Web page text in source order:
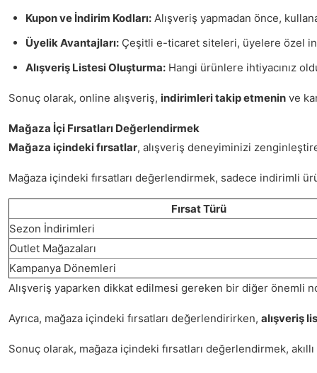
Kupon ve İndirim Kodları: Alışveriş yapmadan önce,
Üyelik Avantajları: Çeşitli e-ticaret siteleri, üyelere özel
Alışveriş Listesi Oluşturma: Hangi ürünlere ihtiyacınız
Sonuç olarak, online alışveriş, indirimleri takip etmenin ve
Mağaza İçi Fırsatları Değerlendirmek
Mağaza içindeki fırsatlar, alışveriş deneyiminizi
Mağaza içindeki fırsatları değerlendirmek, sadece indirimli
Fırsat Türü
Sezon İndirimleri
Outlet Mağazaları
Kampanya Dönemleri
Alışveriş yaparken dikkat edilmesi gereken bir diğer önemli
Ayrıca, mağaza içindeki fırsatları değerlendirirken, alışveriş
Sonuç olarak, mağaza içindeki fırsatları değerlendirmek,